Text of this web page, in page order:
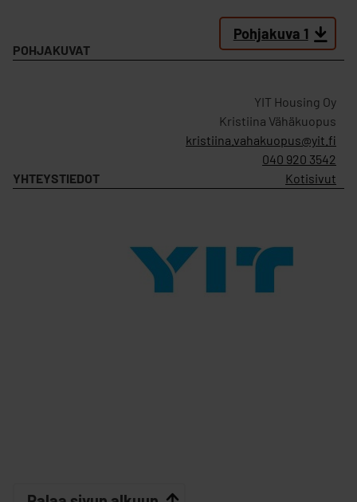
POHJAKUVAT
Pohjakuva 1
YHTEYSTIEDOT
YIT Housing Oy
Kristiina Vähäkuopus
kristiina.vahakuopus@yit.fi
040 920 3542
Kotisivut